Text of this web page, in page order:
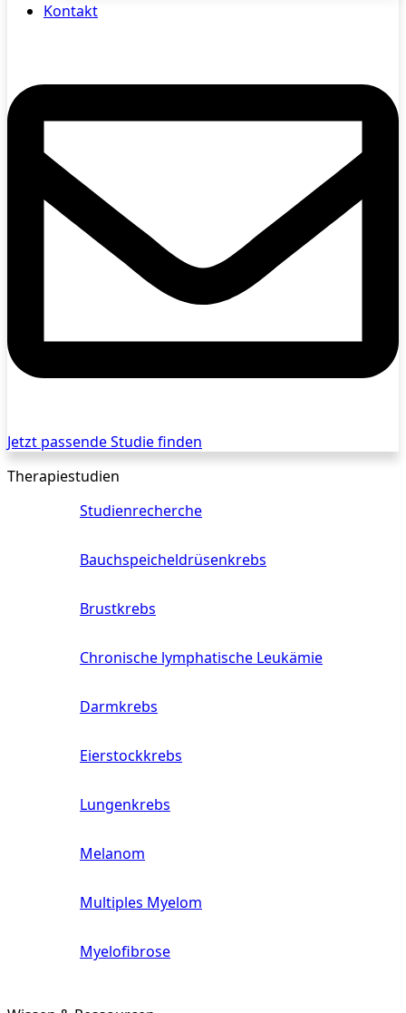
Kontakt
Jetzt passende Studie finden
Therapiestudien
Studienrecherche
Bauchspeicheldrüsenkrebs
Brustkrebs
Chronische lymphatische Leukämie
Darmkrebs
Eierstockkrebs
Lungenkrebs
Melanom
Multiples Myelom
Myelofibrose